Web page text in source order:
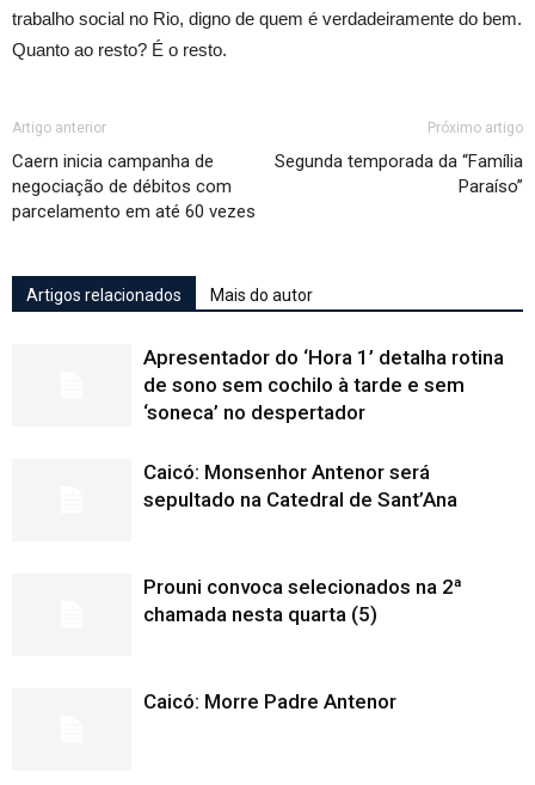
trabalho social no Rio, digno de quem é verdadeiramente do bem.
Quanto ao resto? É o resto.
Artigo anterior
Caern inicia campanha de
negociação de débitos com
parcelamento em até 60 vezes
Próximo artigo
Segunda temporada da “Família
Paraíso”
Artigos relacionados Mais do autor
Apresentador do ‘Hora 1’ detalha rotina
de sono sem cochilo à tarde e sem
‘soneca’ no despertador
Caicó: Monsenhor Antenor será
sepultado na Catedral de Sant’Ana
Prouni convoca selecionados na 2ª
chamada nesta quarta (5)
Caicó: Morre Padre Antenor